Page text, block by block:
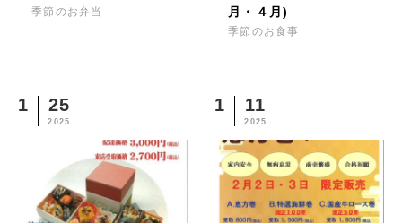
季節のお弁当
月・４月)
季節のお食事
1 25
2025
1 11
2025